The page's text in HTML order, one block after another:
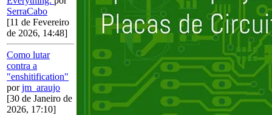
SerraCabo
[11 de Fevereiro
de 2026, 14:48]
Como lutar
contra a
"enshitification"
porjm_araujo
[30 de Janeiro de
2026, 17:10]